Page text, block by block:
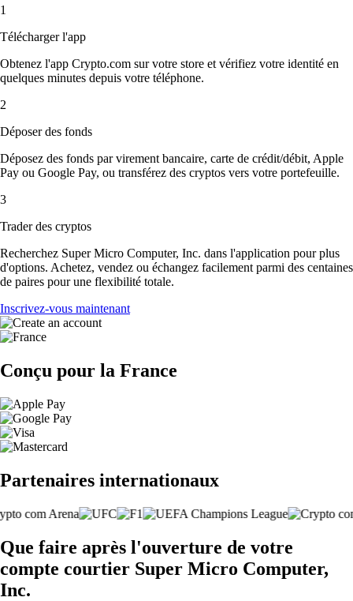
1
Télécharger l'app
Obtenez l'app Crypto.com sur votre store et vérifiez votre identité en
quelques minutes depuis votre téléphone.
2
Déposer des fonds
Déposez des fonds par virement bancaire, carte de crédit/débit, Apple
Pay ou Google Pay, ou transférez des cryptos vers votre portefeuille.
3
Trader des cryptos
Recherchez Super Micro Computer, Inc. dans l'application pour plus
d'options. Achetez, vendez ou échangez facilement parmi des centaines
de paires pour une flexibilité totale.
Inscrivez-vous maintenant
Conçu pour la France
Partenaires internationaux
Que faire après l'ouverture de votre
compte courtier Super Micro Computer,
Inc.